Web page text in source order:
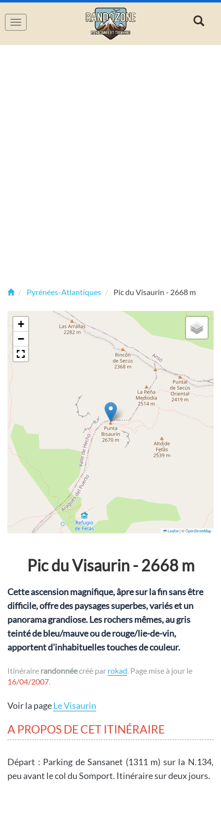
Navigation
Pyrénées-Atlantiques Pic du Visaurin - 2668 m
+
−
Leaflet|©OpenStreetMap
Pic du Visaurin - 2668 m
Cette ascension magnifique, âpre sur la fin sans être
difficile, offre des paysages superbes, variés et un
panorama grandiose. Les rochers mêmes, au gris
teinté de bleu/mauve ou de rouge/lie-de-vin,
apportent d'inhabituelles touches de couleur.
Itinéraire randonnéecréé par rokad. Page mise à jour le
16/04/2007.
Voir la pageLe Visaurin
A PROPOS DE CET ITINÉRAIRE
Départ : Parking de Sansanet (1311 m) sur la N.134,
peu avant le col du Somport. Itinéraire sur deux jours.